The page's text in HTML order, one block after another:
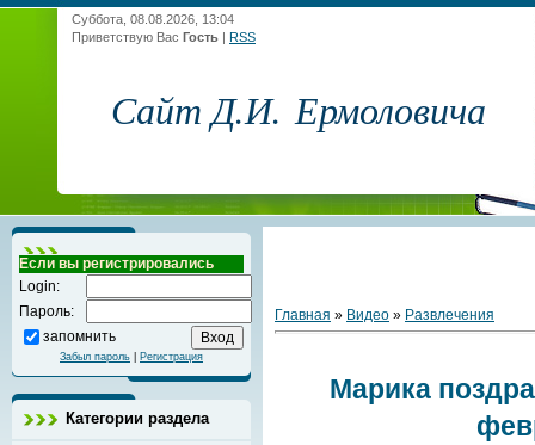
Суббота, 08.08.2026, 13:04
Приветствую Вас Гость | RSS
Сайт Д.И. Ермоловича
Если вы регистрировались
Login:
Пароль:
запомнить
Забыл пароль Регистрация
Категории раздела
Главная » Видео » Развлечения
Марика